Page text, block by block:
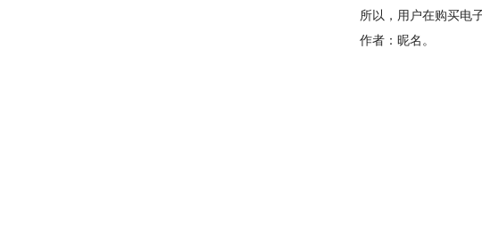
所以，用户在购买电
作者：昵名。